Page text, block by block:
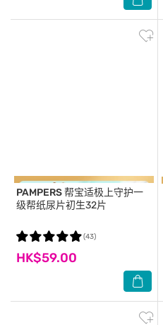
PAMPERS帮宝适极上守护一
级帮纸尿片初生32片
HK$59.00
(43)